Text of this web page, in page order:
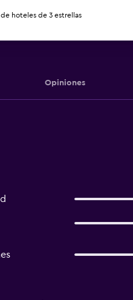
Opiniones
hoteles de 3 estrellas